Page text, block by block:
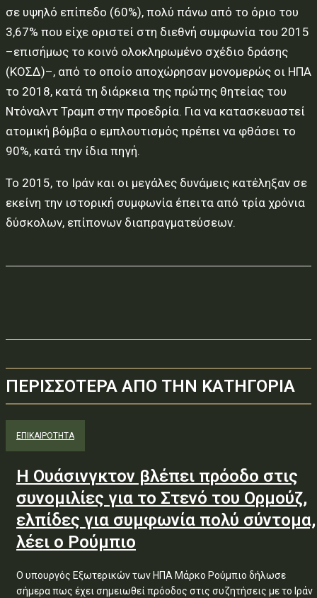
σε υψηλό επίπεδο (60%), πολύ πάνω από το όριο του
3,67% που είχε οριστεί στη διεθνή συμφωνία του 2015
–επισήμως το κοινό ολοκληρωμένο σχέδιο δράσης
(ΚΟΣΔ)–, από το οποίο αποχώρησαν μονομερώς οι ΗΠΑ
το 2018, κατά τη διάρκεια της πρώτης θητείας του
Ντόναλντ Τραμπ στην προεδρία. Για να κατασκευαστεί
ατομική βόμβα ο εμπλουτισμός πρέπει να φθάσει το
90%, κατά την ίδια πηγή.
Το 2015, το Ιράν και οι μεγάλες δυνάμεις κατέληξαν σε
εκείνη την ιστορική συμφωνία έπειτα από τρία χρόνια
δύσκολων, επίπονων διαπραγματεύσεων.
ΠΕΡΙΣΣΟΤΕΡΑ ΑΠΟ ΤΗΝ ΚΑΤΗΓΟΡΙΑ
ΕΠΙΚΑΙΡΟΤΗΤΑ
Η Ουάσινγκτον βλέπει πρόοδο στις
συνομιλίες για το Στενό του Ορμούζ,
ελπίδες για συμφωνία πολύ σύντομα,
λέει ο Ρούμπιο
Ο υπουργός Εξωτερικών των ΗΠΑ Μάρκο Ρούμπιο δήλωσε
σήμερα πως έχει σημειωθεί πρόοδος στις συζητήσεις με το Ιράν